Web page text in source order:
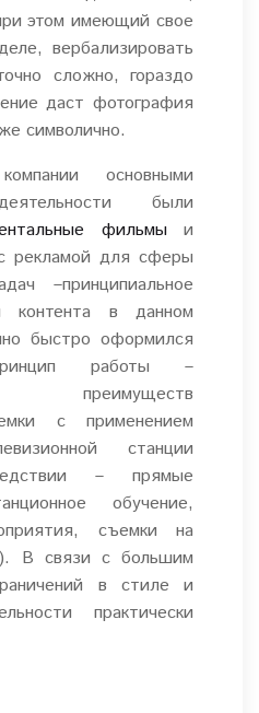
этом имеющий свое
вербализировать
сложно, гораздо
даст фотография
символично.
основными
были
фильмыи
рекламой для сферы
–принципиальное
контента в данном
быстро оформился
работы –
преимуществ
с применением
станции
– прямые
обучение,
съемки на
В связи с большим
в стиле и
практически